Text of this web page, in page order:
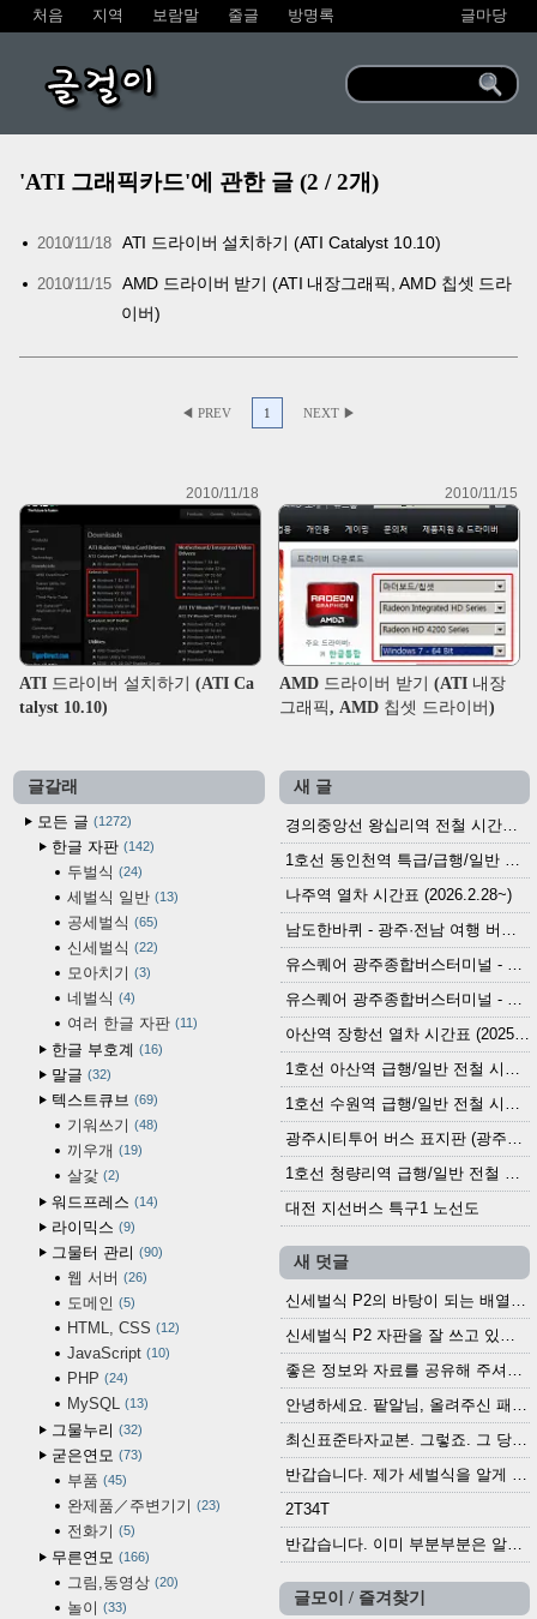
처음 지역 보람말 줄글 방명록 글마당
글걸이
'ATI 그래픽카드'에 관한 글 (2 / 2개)
2010/11/18 ATI 드라이버 설치하기 (ATI Catalyst 10.10)
2010/11/15
AMD 드라이버 받기 (ATI 내장그래픽, AMD 칩셋 드라
이버)
◀ PREV 1 NEXT ▶
2010/11/18
ATI 드라이버 설치하기 (ATI Ca
talyst 10.10)
2010/11/15
AMD 드라이버 받기 (ATI 내장
그래픽, AMD 칩셋 드라이버)
글갈래
모든 글
1272
한글 자판 142
두벌식 24
세벌식 일반 13
공세벌식 65
신세벌식 22
모아치기 3
네벌식 4
여러 한글 자판 11
한글 부호계 16
말글 32
텍스트큐브 69
기워쓰기 48
끼우개 19
살갗 2
워드프레스 14
라이믹스 9
그물터 관리 90
웹 서버 26
도메인 5
HTML, CSS 12
JavaScript 10
PHP 24
MySQL 13
그물누리 32
굳은연모 73
부품 45
완제품／주변기기 23
전화기 5
무른연모 166
그림,동영상 20
놀이 33
새 글
경의중앙선 왕십리역 전철 시간표 (2026.4.20~)
1호선 동인천역 특급/급행/일반 전철 시간표 (2026.2.28~)
나주역 열차 시간표 (2026.2.28~)
남도한바퀴 - 광주·전남 여행 버스 노선 (2026.3.1~5.31)
유스퀘어 광주종합버스터미널 - 곡성,순천／화순,보성,율포 방면 시외버스 시간표 (2026.1.31)
유스퀘어 광주종합버스터미널 - 담양, 순창, 남원, 무주, 장수, 거창, 대구 방면 시외버스 시간표 (2026...
아산역 장항선 열차 시간표 (2025.12.30 기준) (무궁화호, ITX-마음, 새마을호, 서해금빛열차)
1호선 아산역 급행/일반 전철 시간표 (2025.12.30~)
1호선 수원역 급행/일반 전철 시간표 (2025.12.30~)
광주시티투어 버스 표지판 (광주역 정류장) (2024?)
1호선 청량리역 급행/일반 전철 시간표 · 노선도 (2025.12.30~)
대전 지선버스 특구1 노선도
새 덧글
신세벌식 P2의 바탕이 되는 배열이나 주요 기능...
신세벌식 P2 자판을 잘 쓰고 있습니다. 쓰기 편리...
좋은 정보와 자료를 공유해 주셔서 고맙습니다....
안녕하세요. 팥알님, 올려주신 패치 여러모로 감사...
최신표준타자교본. 그렇죠. 그 당시에 최신 표준...
반갑습니다. 제가 세벌식을 알게 되어 세벌식 써...
2T34T
반갑습니다. 이미 부분부분은 알려진 정보들이...
글모이 / 즐겨찾기